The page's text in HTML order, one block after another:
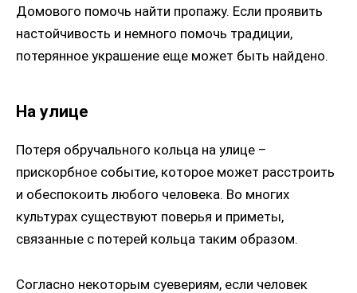
Домового помочь найти пропажу. Если проявить
настойчивость и немного помочь традиции,
потерянное украшение еще может быть найдено.
На улице
Потеря обручального кольца на улице –
прискорбное событие, которое может расстроить
и обеспокоить любого человека. Во многих
культурах существуют поверья и приметы,
связанные с потерей кольца таким образом.
Согласно некоторым суевериям, если человек